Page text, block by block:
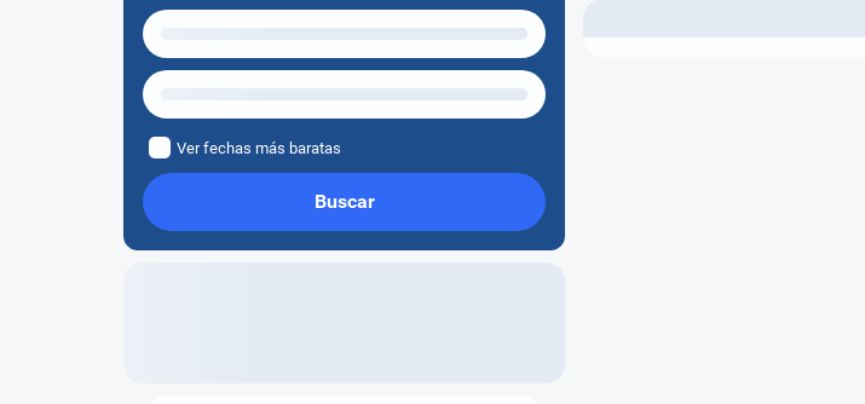
Ver fechas más baratas
Buscar